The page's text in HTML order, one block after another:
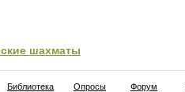
шахматы
Библиотека Опросы Форум